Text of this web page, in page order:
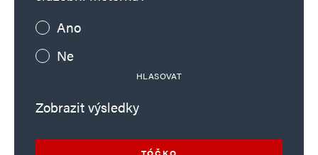
Ano
Ne
HLASOVAT
Zobrazit výsledky